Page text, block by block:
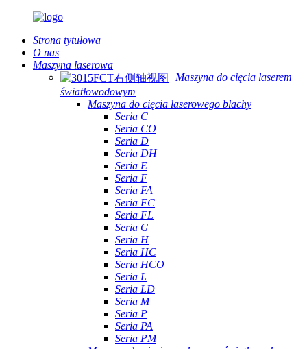
Strona tytułowa
O nas
Maszyna laserowa
Maszyna do cięcia laserem
światłowodowym
Maszyna do cięcia laserowego blachy
Seria C
Seria CO
Seria D
Seria DH
Seria E
Seria F
Seria FA
Seria FC
Seria FL
Seria G
Seria H
Seria HC
Seria HCO
Seria L
Seria LD
Seria M
Seria P
Seria PA
Seria PM